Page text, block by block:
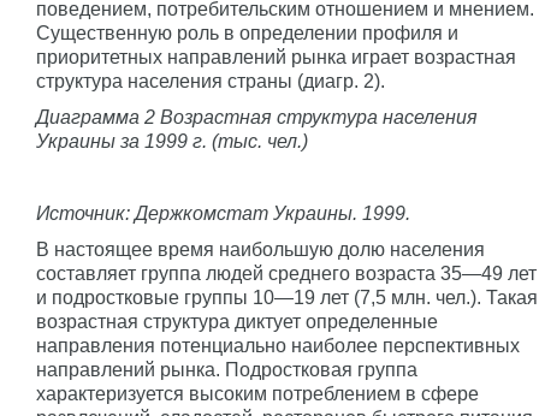
поведением, потребительским отношением и мнением.
Существенную роль в определении профиля и
приоритетных направлений рынка играет возрастная
структура населения страны (диагр. 2).
Диаграмма 2 Возрастная структура населения
Украины за 1999 г. (тыс. чел.)
Источник: Держкомстат Украины. 1999.
В настоящее время наибольшую долю населения
составляет группа людей среднего возраста 35—49 лет
и подростковые группы 10—19 лет (7,5 млн. чел.). Такая
возрастная структура диктует определенные
направления потенциально наиболее перспективных
направлений рынка. Подростковая группа
характеризуется высоким потреблением в сфере